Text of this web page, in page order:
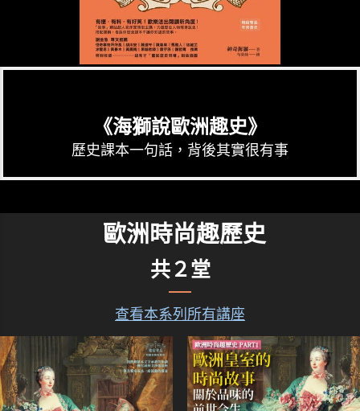
《海獅說歐洲趣史》
歷史課本一句話，背後其實很有事
歐洲時尚趣歷史
共２堂
查看本系列所有講座